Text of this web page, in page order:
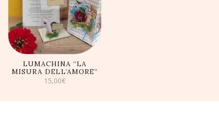
AGGIUNGI AL
CARRELLO
LUMACHINA “LA
MISURA DELL’AMORE”
15,00€